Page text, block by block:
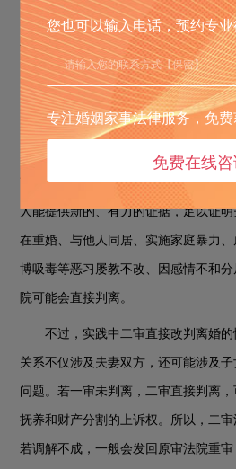
判为更轻的刑罚，如无期徒刑等。但
也可能维持甚至加重刑罚，不过这种
三、一审判不离二审能直接判离吗
一审判决不准离婚，二审不一定
法院判决离婚的标准是夫妻感情
离，关键在于是否有足够证据证明夫
人能提供新的、有力的证据，足以证
在重婚、与他人同居、实施家庭暴力
博吸毒等恶习屡教不改、因感情不和
院可能会直接判离。
不过，实践中二审直接改判离婚
关系不仅涉及夫妻双方，还可能涉及
问题。若一审未判离，二审直接判离
抚养和财产分割的上诉权。所以，二审
若调解不成，一般会发回原审法院重
您也可以输入电话，预约专
专注婚姻家事法律服务，免费
免费在线